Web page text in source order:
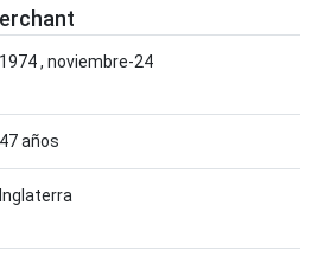
1974 , noviembre-24
47 años
Inglaterra